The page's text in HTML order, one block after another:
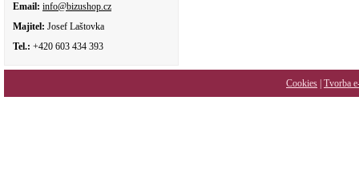
Email: info@bizushop.cz
Majitel: Josef Laštovka
Tel.: +420 603 434 393
Cookies Tvorba